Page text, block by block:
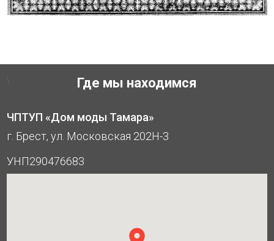
Где мы находимся
ЧПТУП «Дом моды Тамара»
г. Брест, ул. Московская 202Н-3
УНП290476683